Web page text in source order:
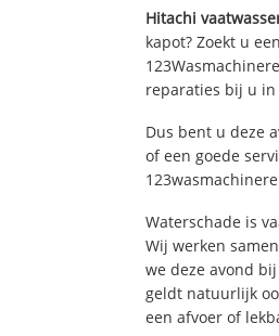
Hitachi
kapot? Zoekt u
reparaties bij u
Dus bent u deze
of een goede
Waterschade is
Wij werken
we deze avond
geldt natuurlijk
een afvoer of